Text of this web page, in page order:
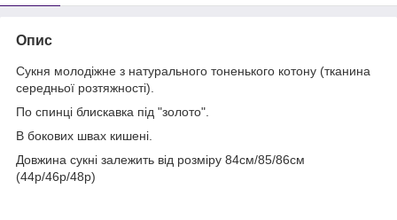
Опис
Сукня молодіжне з натурального тоненького котону (тканина
середньої розтяжності).
По спинці блискавка під "золото".
В бокових швах кишені.
Довжина сукні залежить від розміру 84см/85/86см
(44р/46р/48р)